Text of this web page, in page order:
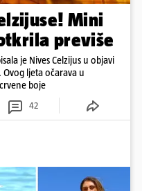
Mini
previše
je Nives Celzijus u objavi
ljeta očarava u
boje
42